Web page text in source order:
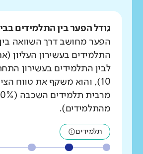
גודל הפער בין התלמידים
הפער מחושב דרך השוואה בין
לבין התלמידים בעשירון
10), והוא משקף את טווח
מרבית תלמידים
מהתלמידים).
תלמידים